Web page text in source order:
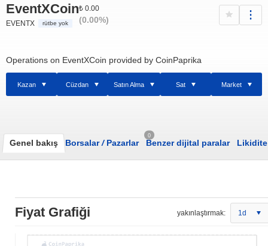
EventXCoin
EVENTX rütbe yok
₺ 0.00
(0.00%)
Operations on EventXCoin provided by CoinPaprika
Kazan Cüzdan Satın Alma Sat Market
Genel bakış Borsalar/Pazarlar
0
Benzer dijital paralar Likidite
Fiyat Grafiği yakınlaştırmak: 1d